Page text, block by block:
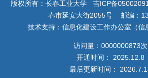
版权所有：长春工业大学 吉ICP备
春市延安大街2055号 邮编：
技术支持：信息化建设工作办公室（信
访问量： 0000000873次
开通时间： 2025 12 8
最后更新时间： 2026 7